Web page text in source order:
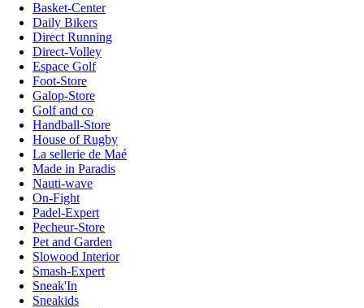
Basket-Center
Daily Bikers
Direct Running
Direct-Volley
Espace Golf
Foot-Store
Galop-Store
Golf and co
Handball-Store
House of Rugby
La sellerie de Maé
Made in Paradis
Nauti-wave
On-Fight
Padel-Expert
Pecheur-Store
Pet and Garden
Slowood Interior
Smash-Expert
Sneak'In
Sneakids